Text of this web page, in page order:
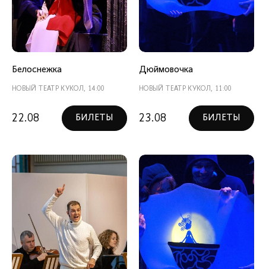
Белоснежка
НОВЫЙ ТЕАТР КУКОЛ, 14:00
22.08 БИЛЕТЫ
Дюймовочка
НОВЫЙ ТЕАТР КУКОЛ, 11:00
23.08 БИЛЕТЫ